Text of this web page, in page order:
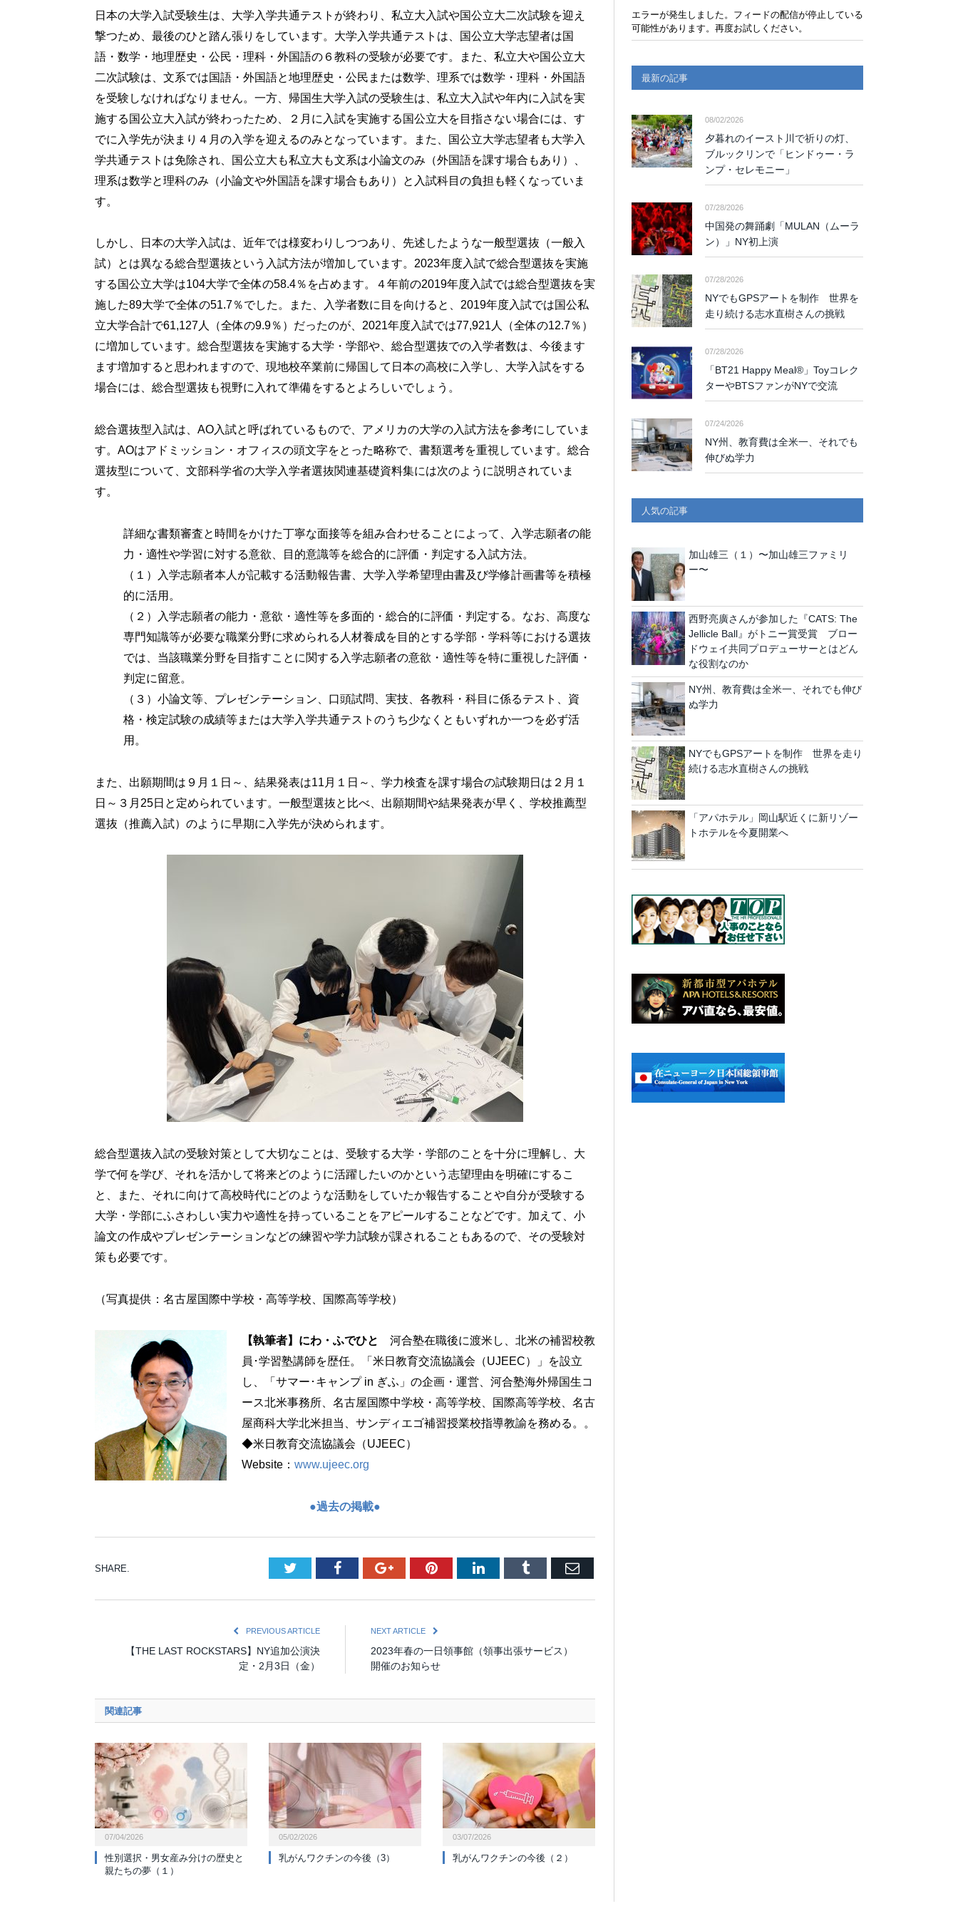
日本の大学入試受験生は、大学入学共通テストが終わり、私立大入試や国公立大二次試験を迎え
撃つため、最後のひと踏ん張りをしています。大学入学共通テストは、国公立大学志望者は国
語・数学・地理歴史・公民・理科・外国語の６教科の受験が必要です。また、私立大や国公立大
二次試験は、文系では国語・外国語と地理歴史・公民または数学、理系では数学・理科・外国語
を受験しなければなりません。一方、帰国生大学入試の受験生は、私立大入試や年内に入試を実
施する国公立大入試が終わったため、２月に入試を実施する国公立大を目指さない場合には、す
でに入学先が決まり４月の入学を迎えるのみとなっています。また、国公立大学志望者も大学入
学共通テストは免除され、国公立大も私立大も文系は小論文のみ（外国語を課す場合もあり）、
理系は数学と理科のみ（小論文や外国語を課す場合もあり）と入試科目の負担も軽くなっていま
す。
しかし、日本の大学入試は、近年では様変わりしつつあり、先述したような一般型選抜（一般入
試）とは異なる総合型選抜という入試方法が増加しています。2023年度入試で総合型選抜を実施
する国公立大学は104大学で全体の58.4％を占めます。４年前の2019年度入試では総合型選抜を実
施した89大学で全体の51.7％でした。また、入学者数に目を向けると、2019年度入試では国公私
立大学合計で61,127人（全体の9.9％）だったのが、2021年度入試では77,921人（全体の12.7％）
に増加しています。総合型選抜を実施する大学・学部や、総合型選抜での入学者数は、今後ます
ます増加すると思われますので、現地校卒業前に帰国して日本の高校に入学し、大学入試をする
場合には、総合型選抜も視野に入れて準備をするとよろしいでしょう。
総合選抜型入試は、AO入試と呼ばれているもので、アメリカの大学の入試方法を参考にしていま
す。AOはアドミッション・オフィスの頭文字をとった略称で、書類選考を重視しています。総合
選抜型について、文部科学省の大学入学者選抜関連基礎資料集には次のように説明されていま
す。
詳細な書類審査と時間をかけた丁寧な面接等を組み合わせることによって、入学志願者の能
力・適性や学習に対する意欲、目的意識等を総合的に評価・判定する入試方法。
（１）入学志願者本人が記載する活動報告書、大学入学希望理由書及び学修計画書等を積極
的に活用。
（２）入学志願者の能力・意欲・適性等を多面的・総合的に評価・判定する。なお、高度な
専門知識等が必要な職業分野に求められる人材養成を目的とする学部・学科等における選抜
では、当該職業分野を目指すことに関する入学志願者の意欲・適性等を特に重視した評価・
判定に留意。
（３）小論文等、プレゼンテーション、口頭試問、実技、各教科・科目に係るテスト、資
格・検定試験の成績等または大学入学共通テストのうち少なくともいずれか一つを必ず活
用。
また、出願期間は９月１日～、結果発表は11月１日～、学力検査を課す場合の試験期日は２月１
日～３月25日と定められています。一般型選抜と比べ、出願期間や結果発表が早く、学校推薦型
選抜（推薦入試）のように早期に入学先が決められます。
総合型選抜入試の受験対策として大切なことは、受験する大学・学部のことを十分に理解し、大
学で何を学び、それを活かして将来どのように活躍したいのかという志望理由を明確にするこ
と、また、それに向けて高校時代にどのような活動をしていたか報告することや自分が受験する
大学・学部にふさわしい実力や適性を持っていることをアピールすることなどです。加えて、小
論文の作成やプレゼンテーションなどの練習や学力試験が課されることもあるので、その受験対
策も必要です。
（写真提供：名古屋国際中学校・高等学校、国際高等学校）
【執筆者】にわ・ふでひと
河合塾在職後に渡米し、北米の補習校教
員･学習塾講師を歴任。「米日教育交流協議会（UJEEC）」を設立
し、「サマー･キャンプ in ぎふ」の企画・運営、河合塾海外帰国生コ
ース北米事務所、名古屋国際中学校・高等学校、国際高等学校、名古
屋商科大学北米担当、サンディエゴ補習授業校指導教諭を務める。。
◆米日教育交流協議会（UJEEC）
Website： www.ujeec.org
●過去の掲載●
SHARE. Twitter FacebookGoogle+PinterestLinkedInTumblr Email
PREVIOUS ARTICLE
【THE LAST ROCKSTARS】NY追加公演決
定・2月3日（金）
NEXT ARTICLE
2023年春の一日領事館（領事出張サービス）
開催のお知らせ
関連記事
07/04/2026
性別選択・男女産み分けの歴史と
親たちの夢（１）
05/02/2026
乳がんワクチンの今後（3）
03/07/2026
乳がんワクチンの今後（２）
エラーが発生しました。フィードの配信が停止している
可能性があります。再度お試しください。
最新の記事
08/02/2026
夕暮れのイースト川で祈りの灯、
ブルックリンで「ヒンドゥー・ラ
ンプ・セレモニー」
07/28/2026
中国発の舞踊劇「MULAN（ムーラ
ン）」NY初上演
07/28/2026
NYでもGPSアートを制作 世界を
走り続ける志水直樹さんの挑戦
07/28/2026
「BT21 Happy Meal®」Toyコレク
ターやBTSファンがNYで交流
07/24/2026
NY州、教育費は全米一、それでも
伸びぬ学力
人気の記事
加山雄三（１）〜加山雄三ファミリ
ー〜
西野亮廣さんが参加した『CATS: The
Jellicle Ball』がトニー賞受賞 ブロー
ドウェイ共同プロデューサーとはどん
な役割なのか
NY州、教育費は全米一、それでも伸び
ぬ学力
NYでもGPSアートを制作 世界を走り
続ける志水直樹さんの挑戦
「アパホテル」岡山駅近くに新リゾー
トホテルを今夏開業へ